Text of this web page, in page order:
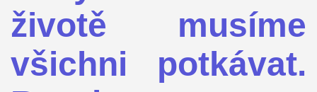
životě musíme
všichni potkávat.